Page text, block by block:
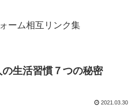
ーム相互リンク集
生活習慣７つの秘密
2021.03.30